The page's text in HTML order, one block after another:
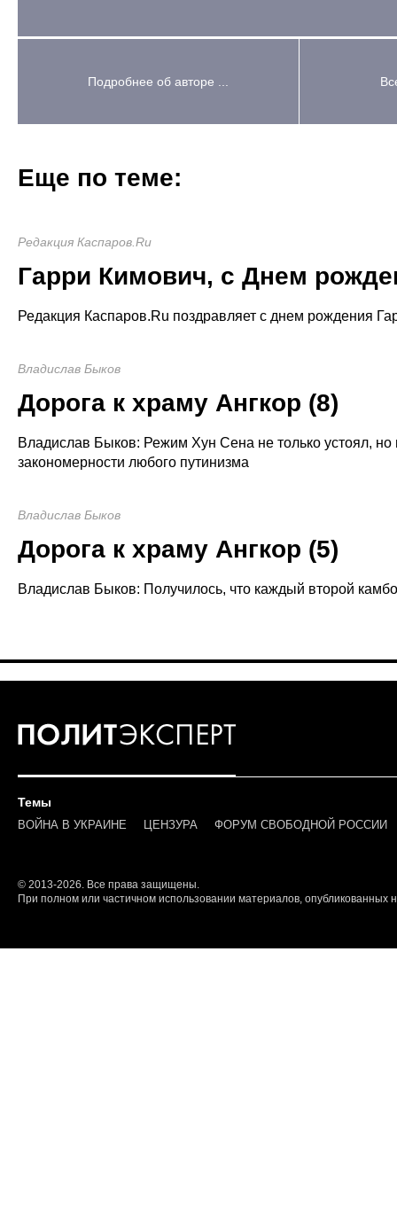
Подробнее об авторе ...
Еще по теме:
Редакция Каспаров.Ru
Гарри Кимович, с Днем
Редакция Каспаров.Ru поздравляет с днем рождения
Владислав Быков
Дорога к храму Ангкор (8)
Владислав Быков: Режим Хун Сена не только устоял, но
закономерности любого путинизма
Владислав Быков
Дорога к храму Ангкор (5)
Владислав Быков: Получилось, что каждый второй
Темы
ВОЙНА В УКРАИНЕ ЦЕНЗУРА ФОРУМ СВОБОДНОЙ РОССИИ
© 2013-2026. Все права защищены.
При полном или частичном использовании материалов, опубликованных